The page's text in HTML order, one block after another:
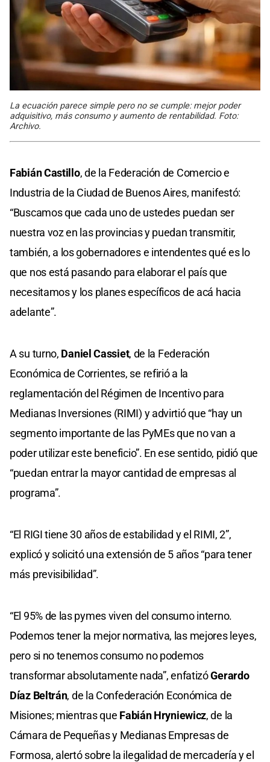
La ecuación parece simple pero no se cumple: mejor poder
adquisitivo, más consumo y aumento de rentabilidad. Foto:
Archivo.
Fabián Castillo, de la Federación de Comercio e
Industria de la Ciudad de Buenos Aires, manifestó:
“Buscamos que cada uno de ustedes puedan ser
nuestra voz en las provincias y puedan transmitir,
también, a los gobernadores e intendentes qué es lo
que nos está pasando para elaborar el país que
necesitamos y los planes específicos de acá hacia
adelante”.
A su turno, Daniel Cassiet, de la Federación
Económica de Corrientes, se refirió a la
reglamentación del Régimen de Incentivo para
Medianas Inversiones (RIMI) y advirtió que “hay un
segmento importante de las PyMEs que no van a
poder utilizar este beneficio”. En ese sentido, pidió que
“puedan entrar la mayor cantidad de empresas al
programa”.
“El RIGI tiene 30 años de estabilidad y el RIMI, 2”,
explicó y solicitó una extensión de 5 años “para tener
más previsibilidad”.
“El 95% de las pymes viven del consumo interno.
Podemos tener la mejor normativa, las mejores leyes,
pero si no tenemos consumo no podemos
transformar absolutamente nada”, enfatizóGerardo
Díaz Beltrán, de la Confederación Económica de
Misiones; mientras que Fabián Hryniewicz, de la
Cámara de Pequeñas y Medianas Empresas de
Formosa, alertó sobre la ilegalidad de mercadería y el